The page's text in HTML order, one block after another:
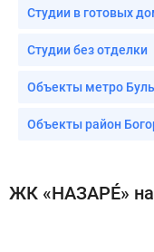
Студии в готовых
Студии без отделки
Объекты метро
Объекты район
ЖК «НАЗАРÉ» на